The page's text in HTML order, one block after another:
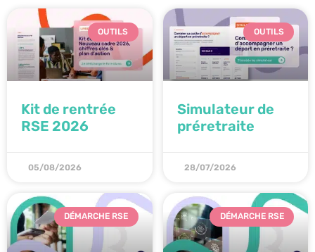
OUTILS
Kit de rentrée
RSE 2026
05/08/2026
OUTILS
Simulateur de
préretraite
28/07/2026
DÉMARCHE RSE DÉMARCHE RSE